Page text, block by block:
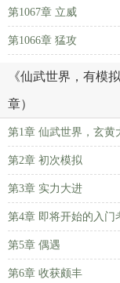
第1067章 立威
第1066章 猛攻
《仙武世界，有模
章）
第1章 仙武世界，玄黄
第2章 初次模拟
第3章 实力大进
第4章 即将开始的入门
第5章 偶遇
第6章 收获颇丰